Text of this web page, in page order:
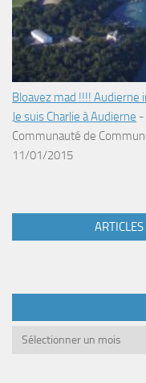
Bloavez mad !!!! Audierne
Je suis Charlie à Audierne -
Communauté de
11/01/2015
Archives